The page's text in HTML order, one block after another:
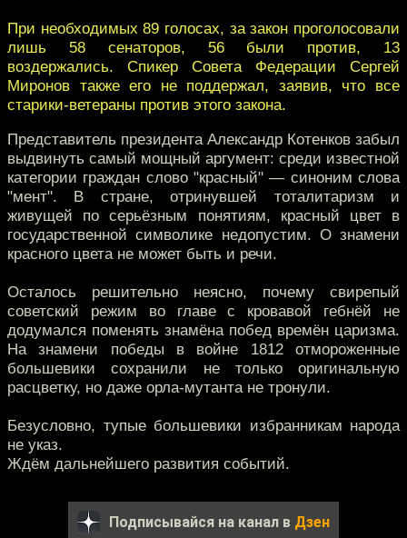
При необходимых 89 голосах, за закон проголосовали
лишь 58 сенаторов, 56 были против, 13
воздержались. Спикер Совета Федерации Сергей
Миронов также его не поддержал, заявив, что все
старики-ветераны против этого закона.
Представитель президента Александр Котенков забыл
выдвинуть самый мощный аргумент: среди известной
категории граждан слово "красный" — синоним слова
"мент". В стране, отринувшей тоталитаризм и
живущей по серьёзным понятиям, красный цвет в
государственной символике недопустим. О знамени
красного цвета не может быть и речи.
Осталось решительно неясно, почему свирепый
советский режим во главе с кровавой гебнёй не
додумался поменять знамёна побед времён царизма.
На знамени победы в войне 1812 отмороженные
большевики сохранили не только оригинальную
расцветку, но даже орла-мутанта не тронули.
Безусловно, тупые большевики избранникам народа
не указ.
Ждём дальнейшего развития событий.
Подписывайся на канал в Дзен